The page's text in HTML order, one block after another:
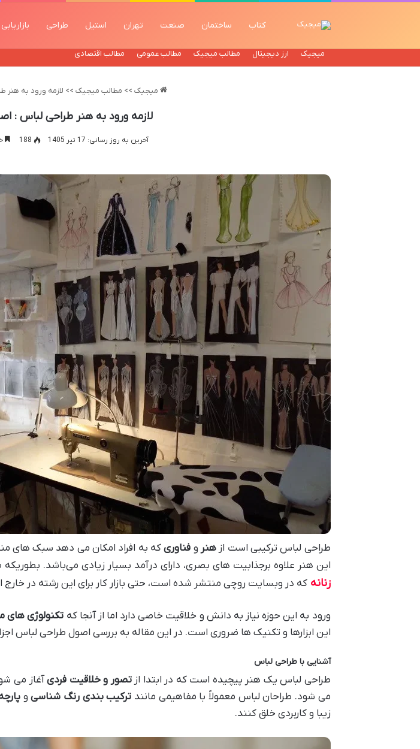
کتاب ساختمان صنعت تهران استیل طراحی بازاریابی
میجیک ارز دیجیتال مطالب میجیک مطالب عمومی مطالب اقتصادی
میجیک >> مطالب میجیک >> لازمه ورود به هنر
لازمه ورود به هنر طراحی لباس :
آخرین به روز رسانی: 17 تیر 1405 188
طراحی لباس ترکیبی است از هنر و فناوریکه به افراد امکان می دهد سبک های
این هنر علاوه برجذابیت های بصری، دارای درآمد بسیار زیادی می‌باشد.
زنانهکه در وبسایت روچی منتشر شده است، حتی بازار کار برای این رشته در خارج
ورود به این حوزه نیاز به دانش و خلاقیت خاصی دارد اما از آنجا که تکنولوژی های
این ابزارها و تکنیک ها ضروری است. در این مقاله به بررسی اصول طراحی لباس
آشنایی با طراحی لباس
طراحی لباس یک هنر پیچیده است که در ابتدا ازتصور و خلاقیت فردیآغاز می
می شود. طراحان لباس معمولاً با مفاهیمی مانند ترکیب بندی رنگ شناسیو
زیبا و کاربردی خلق کنند.